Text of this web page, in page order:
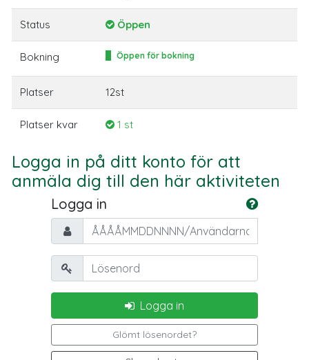
Status Öppen
Bokning Öppen för bokning
Platser 12st
Platser kvar 1 st
Logga in på ditt konto för att
anmäla dig till den här aktiviteten
Logga in
Personnummer/Användarnamn
Lösenord
Logga in
Glömt lösenordet?